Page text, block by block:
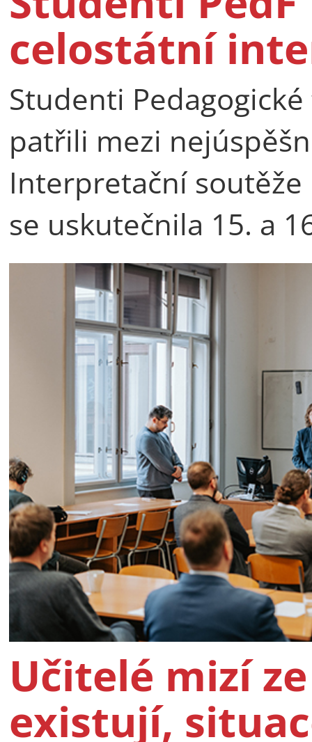
celostátní
Studenti
patřili mezi
Interpretační
se uskutečnila 15. a
Učitelé mizí
existují,